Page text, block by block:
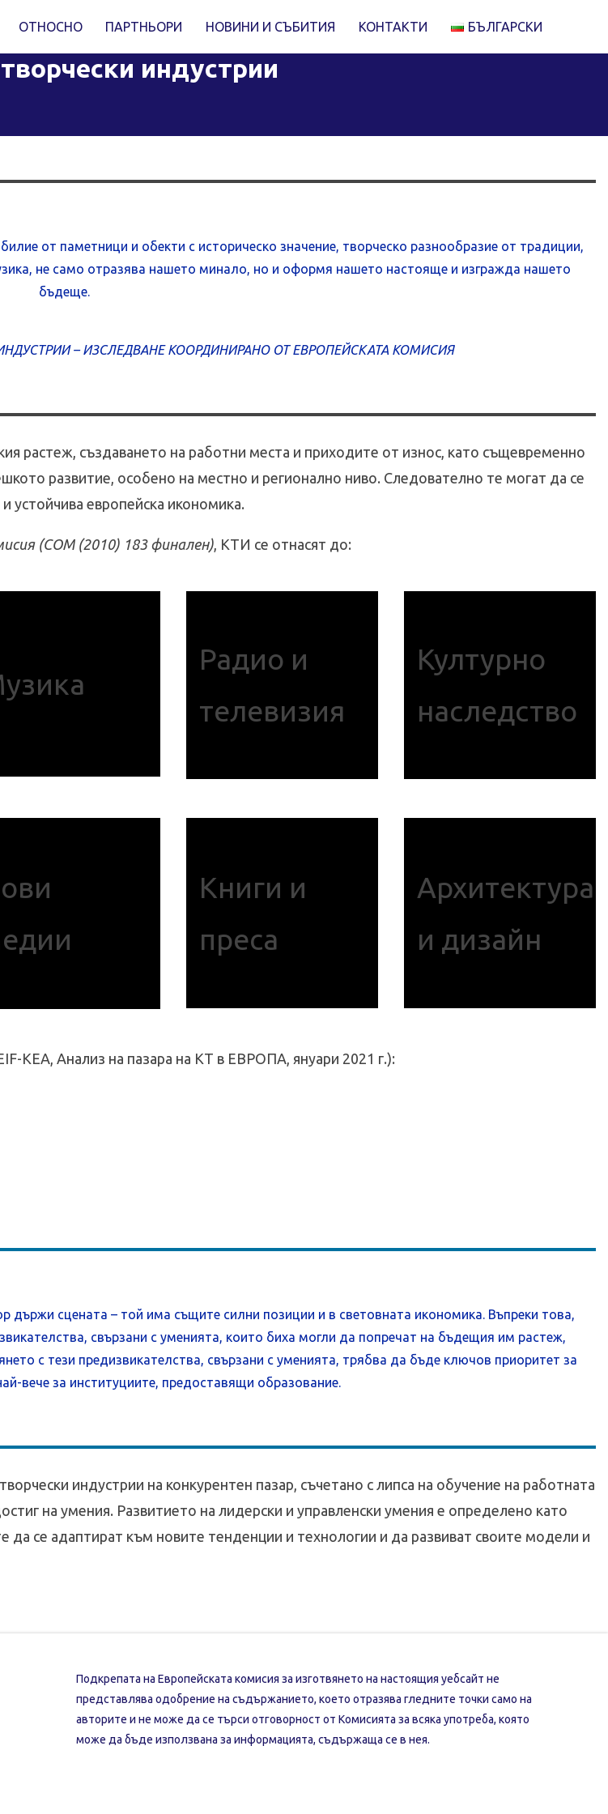
ОТНОСНО ПАРТНЬОРИ НОВИНИ И СЪБИТИЯ КОНТАКТИ БЪЛГАРСКИ
индустрии
от паметници и обекти с историческо значение, творческо разнообразие от традиции,
не само отразява нашето минало, но и оформя нашето настояще и изгражда нашето
бъдеще.
– ИЗСЛЕДВАНЕ КООРДИНИРАНО ОТ ЕВРОПЕЙСКАТА КОМИСИЯ
растеж, създаването на работни места и приходите от износ, като същевременно
развитие, особено на местно и регионално ниво. Следователно те могат да се
устойчива европейска икономика.
(COM (2010) 183 финален), КТИ се отнасят до:
Радио и
телевизия
Културно
наследство
Книги и
преса
Архитектура
и дизайн
KEA, Анализ на пазара на КТ в ЕВРОПА, януари 2021 г.):
държи сцената – той има същите силни позиции и в световната икономика. Въпреки това,
свързани с уменията, които биха могли да попречат на бъдещия им растеж,
с тези предизвикателства, свързани с уменията, трябва да бъде ключов приоритет за
вече за институциите, предоставящи образование.
индустрии на конкурентен пазар, съчетано с липса на обучение на работната
на умения. Развитието на лидерски и управленски умения е определено като
се адаптират към новите тенденции и технологии и да развиват своите модели и
Подкрепата на Европейската комисия за изготвянето на настоящия уебсайт не
представлява одобрение на съдържанието, което отразява гледните точки само на
авторите и не може да се търси отговорност от Комисията за всяка употреба, която
може да бъде използвана за информацията, съдържаща се в нея.